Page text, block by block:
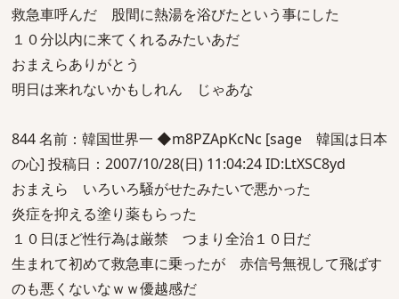
救急車呼んだ 股間に熱湯を浴びたという事にした
１０分以内に来てくれるみたいあだ
おまえらありがとう
明日は来れないかもしれん じゃあな
844 名前：韓国世界一 ◆m8PZApKcNc [sage 韓国は日本
の心] 投稿日：2007/10/28(日) 11:04:24 ID:LtXSC8yd
おまえら いろいろ騒がせたみたいで悪かった
炎症を抑える塗り薬もらった
１０日ほど性行為は厳禁 つまり全治１０日だ
生まれて初めて救急車に乗ったが 赤信号無視して飛ばす
のも悪くないなｗｗ優越感だ